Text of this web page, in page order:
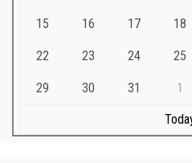
15 16 17 18
22 23 24 25
29 30 31 1